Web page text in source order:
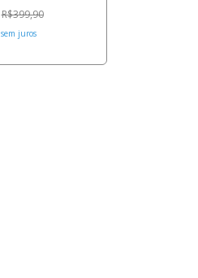
R$399,90
sem juros